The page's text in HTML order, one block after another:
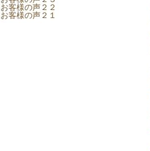
お客様の声２２
お客様の声２１